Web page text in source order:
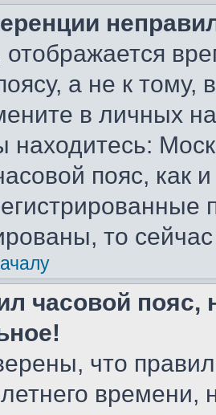
а не к тому,
в личных
находитесь:
пояс, как
то
часовой пояс,
что